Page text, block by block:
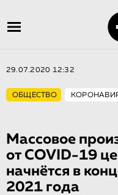
29.07.2020 12:32
ОБЩЕСТВО
Массовое
от COVID-19
начнётся в
2021 года